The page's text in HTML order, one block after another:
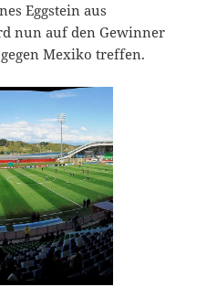
Eggstein aus
nun auf den Gewinner
Mexiko treffen.